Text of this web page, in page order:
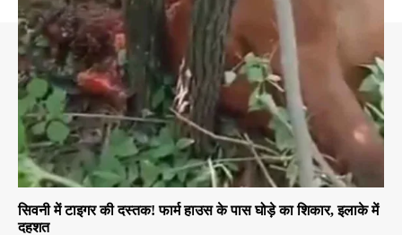
सिवनी में टाइगर की दस्तक! फार्म हाउस के पास घोड़े का शिकार, इलाके में
दहशत